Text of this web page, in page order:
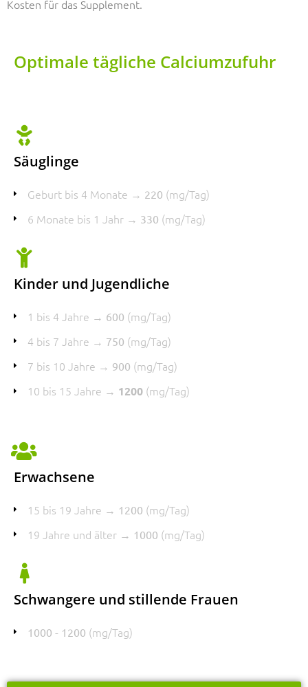
Kosten für das Supplement.
Optimale tägliche Calciumzufuhr
Säuglinge
Geburt bis 4 Monate → 220 (mg/Tag)
6 Monate bis 1 Jahr → 330 (mg/Tag)
Kinder und Jugendliche
1 bis 4 Jahre → 600 (mg/Tag)
4 bis 7 Jahre → 750 (mg/Tag)
7 bis 10 Jahre → 900 (mg/Tag)
10 bis 15 Jahre → 1200 (mg/Tag)
Erwachsene
15 bis 19 Jahre → 1200 (mg/Tag)
19 Jahre und älter → 1000 (mg/Tag)
Schwangere und stillende Frauen
1000 - 1200 (mg/Tag)